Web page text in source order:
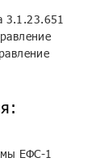
3.1.23.651
ЕФС-1